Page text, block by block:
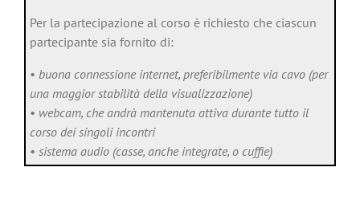
Per la partecipazione al corso è richiesto che ciascun
partecipante sia fornito di:
• buona connessione internet, preferibilmente via cavo (per
una maggior stabilità della visualizzazione)
• webcam, che andrà mantenuta attiva durante tutto il
corso dei singoli incontri
• sistema audio (casse, anche integrate, o cuffie)